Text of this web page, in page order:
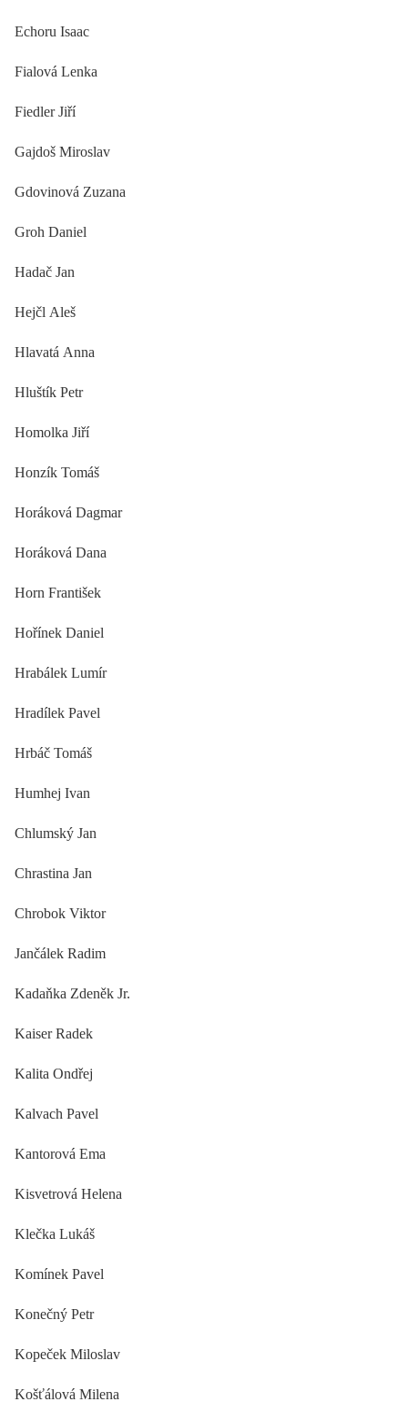
Echoru Isaac
Fialová Lenka
Fiedler Jiří
Gajdoš Miroslav
Gdovinová Zuzana
Groh Daniel
Hadač Jan
Hejčl Aleš
Hlavatá Anna
Hluštík Petr
Homolka Jiří
Honzík Tomáš
Horáková Dagmar
Horáková Dana
Horn František
Hořínek Daniel
Hrabálek Lumír
Hradílek Pavel
Hrbáč Tomáš
Humhej Ivan
Chlumský Jan
Chrastina Jan
Chrobok Viktor
Jančálek Radim
Kadaňka Zdeněk Jr.
Kaiser Radek
Kalita Ondřej
Kalvach Pavel
Kantorová Ema
Kisvetrová Helena
Klečka Lukáš
Komínek Pavel
Konečný Petr
Kopeček Miloslav
Košťálová Milena